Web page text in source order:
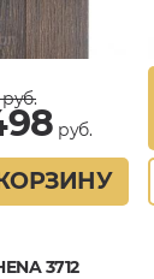
руб.
3712